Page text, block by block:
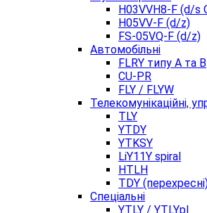
H03VVH8-F (d/s
H05VV-F (d/z)
FS-05VQ-F (d/z)
Автомобільні
FLRY типу A та B
CU-PR
FLY / FLYW
Телекомунікаційні,
TLY
YTDY
YTKSY
LiY11Y spiral
HTLH
TDY
Спеціальні
YTLY / YTLYpl